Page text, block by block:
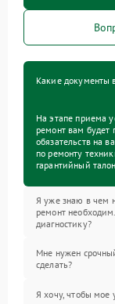
Какие документы
На этапе приема
ремонт вам будет
обязательств на
по ремонту
гарантийный
Я уже знаю в чем
ремонт
диагностику?
Мне нужен
сделать?
Я хочу, чтобы мое